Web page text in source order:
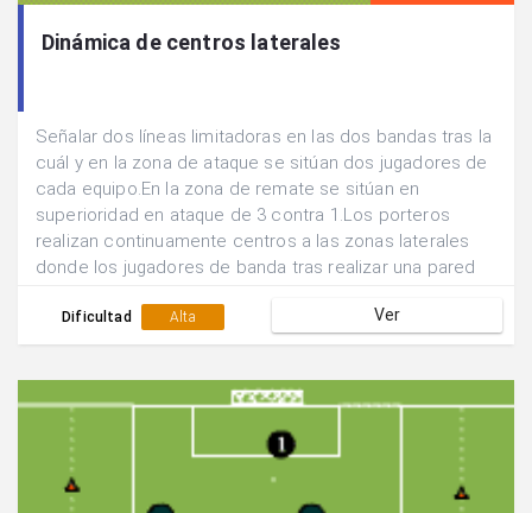
Dinámica de centros laterales
Señalar dos líneas limitadoras en las dos bandas tras la
cuál y en la zona de ataque se sitúan dos jugadores de
cada equipo.En la zona de remate se sitúan en
superioridad en ataque de 3 contra 1.Los porteros
realizan continuamente centros a las zonas laterales
donde los jugadores de banda tras realizar una pared
mayor nº de goles.
Dificultad Alta Ver